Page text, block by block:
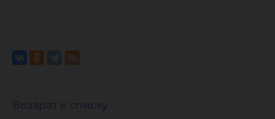
Возврат к списку